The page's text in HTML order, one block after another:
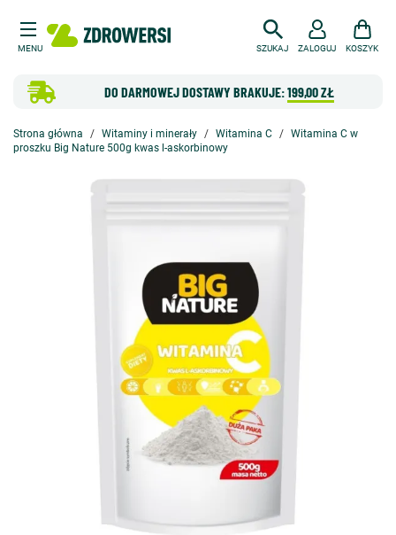
MENU SZUKAJ
DO DARMOWEJ DOSTAWY BRAKUJE:199,00 ZŁ
ZALOGUJ KOSZYK
Strona główna Witaminy i minerały Witamina C
Witamina C w
proszku Big Nature 500g kwas l-askorbinowy